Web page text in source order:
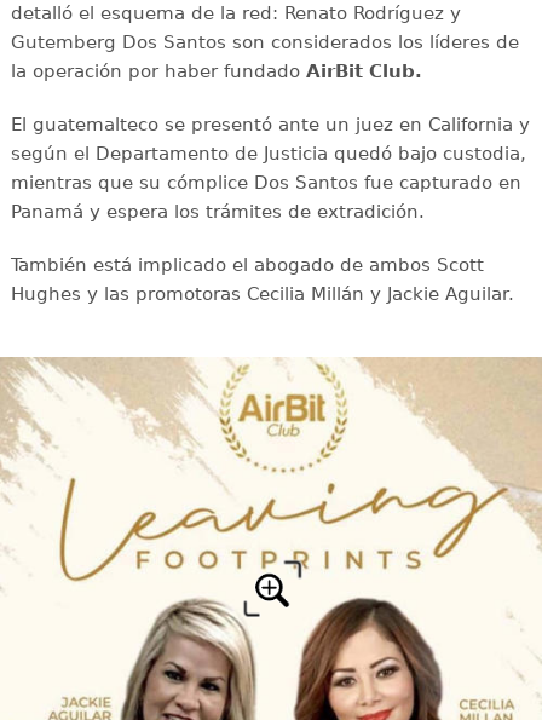
detalló el esquema de la red: Renato Rodríguez y
Gutemberg Dos Santos son considerados los líderes de
la operación por haber fundado AirBit Club.
El guatemalteco se presentó ante un juez en California y
según el Departamento de Justicia quedó bajo custodia,
mientras que su cómplice Dos Santos fue capturado en
Panamá y espera los trámites de extradición.
También está implicado el abogado de ambos Scott
Hughes y las promotoras Cecilia Millán y Jackie Aguilar.